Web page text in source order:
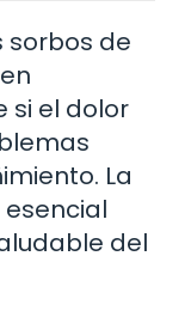
sorbos de
si el dolor
La
del